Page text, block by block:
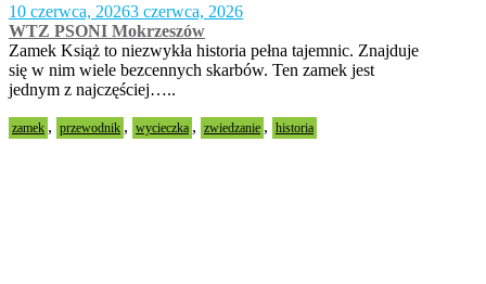
10 czerwca, 20263 czerwca, 2026
WTZ PSONI Mokrzeszów
Zamek Książ to niezwykła historia pełna tajemnic. Znajduje
się w nim wiele bezcennych skarbów. Ten zamek jest
jednym z najczęściej…..
zamek , przewodnik , wycieczka , zwiedzanie , historia